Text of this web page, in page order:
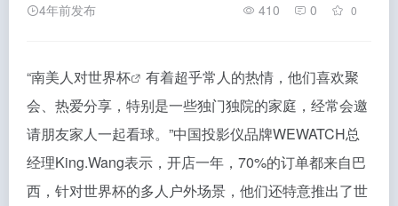
4年前发布 410 0 0
“南美人对世界杯
有着超乎常人的热情，他们喜欢聚
会、热爱分享，特别是一些独门独院的家庭，经常会邀
请朋友家人一起看球。”中国投影仪品牌WEWATCH总
经理King.Wang表示，开店一年，70%的订单都来自巴
西，针对世界杯的多人户外场景，他们还特意推出了世